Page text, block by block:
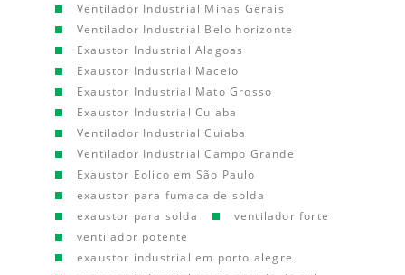
Ventilador Industrial Minas Gerais
Ventilador Industrial Belo horizonte
Exaustor Industrial Alagoas
Exaustor Industrial Maceio
Exaustor Industrial Mato Grosso
Exaustor Industrial Cuiaba
Ventilador Industrial Cuiaba
Ventilador Industrial Campo Grande
Exaustor Eolico em São Paulo
exaustor para fumaca de solda
exaustor para solda
ventilador forte
ventilador potente
exaustor industrial em porto alegre